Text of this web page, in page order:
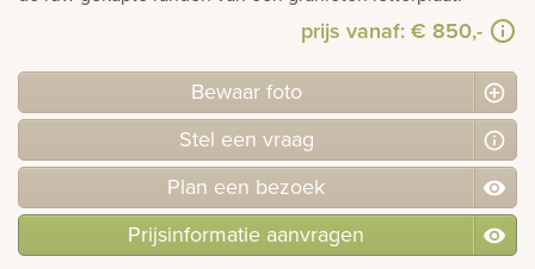
prijs vanaf: € 850,-
Bewaar foto
Stel een vraag
Plan een bezoek
Prijsinformatie aanvragen